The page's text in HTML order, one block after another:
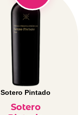
Sotero Pintado
Sotero